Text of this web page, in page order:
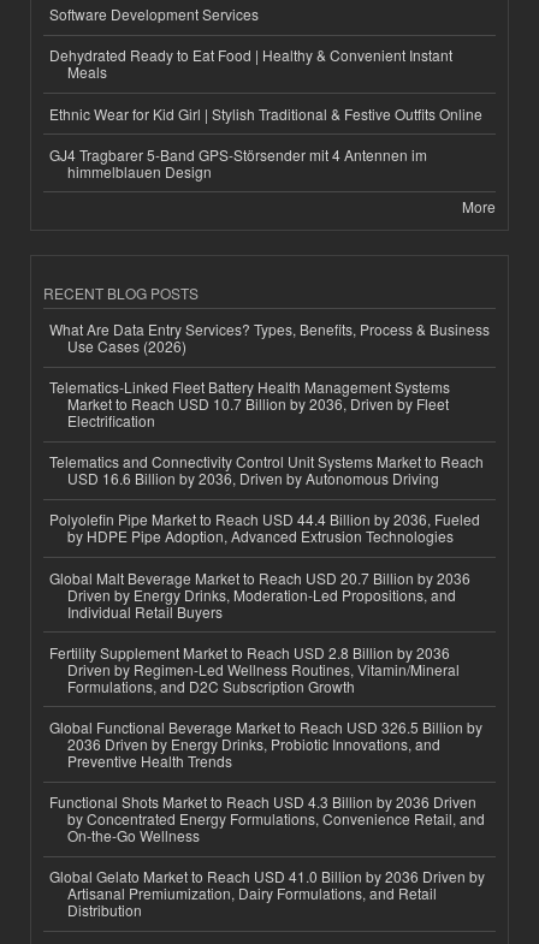
Software Development Services
Dehydrated Ready to Eat Food | Healthy & Convenient Instant
Meals
Ethnic Wear for Kid Girl | Stylish Traditional & Festive Outfits Online
GJ4 Tragbarer 5-Band GPS-Störsender mit 4 Antennen im
himmelblauen Design
More
RECENT BLOG POSTS
What Are Data Entry Services? Types, Benefits, Process & Business
Use Cases (2026)
Telematics-Linked Fleet Battery Health Management Systems
Market to Reach USD 10.7 Billion by 2036, Driven by Fleet
Electrification
Telematics and Connectivity Control Unit Systems Market to Reach
USD 16.6 Billion by 2036, Driven by Autonomous Driving
Polyolefin Pipe Market to Reach USD 44.4 Billion by 2036, Fueled
by HDPE Pipe Adoption, Advanced Extrusion Technologies
Global Malt Beverage Market to Reach USD 20.7 Billion by 2036
Driven by Energy Drinks, Moderation-Led Propositions, and
Individual Retail Buyers
Fertility Supplement Market to Reach USD 2.8 Billion by 2036
Driven by Regimen-Led Wellness Routines, Vitamin/Mineral
Formulations, and D2C Subscription Growth
Global Functional Beverage Market to Reach USD 326.5 Billion by
2036 Driven by Energy Drinks, Probiotic Innovations, and
Preventive Health Trends
Functional Shots Market to Reach USD 4.3 Billion by 2036 Driven
by Concentrated Energy Formulations, Convenience Retail, and
On-the-Go Wellness
Global Gelato Market to Reach USD 41.0 Billion by 2036 Driven by
Artisanal Premiumization, Dairy Formulations, and Retail
Distribution